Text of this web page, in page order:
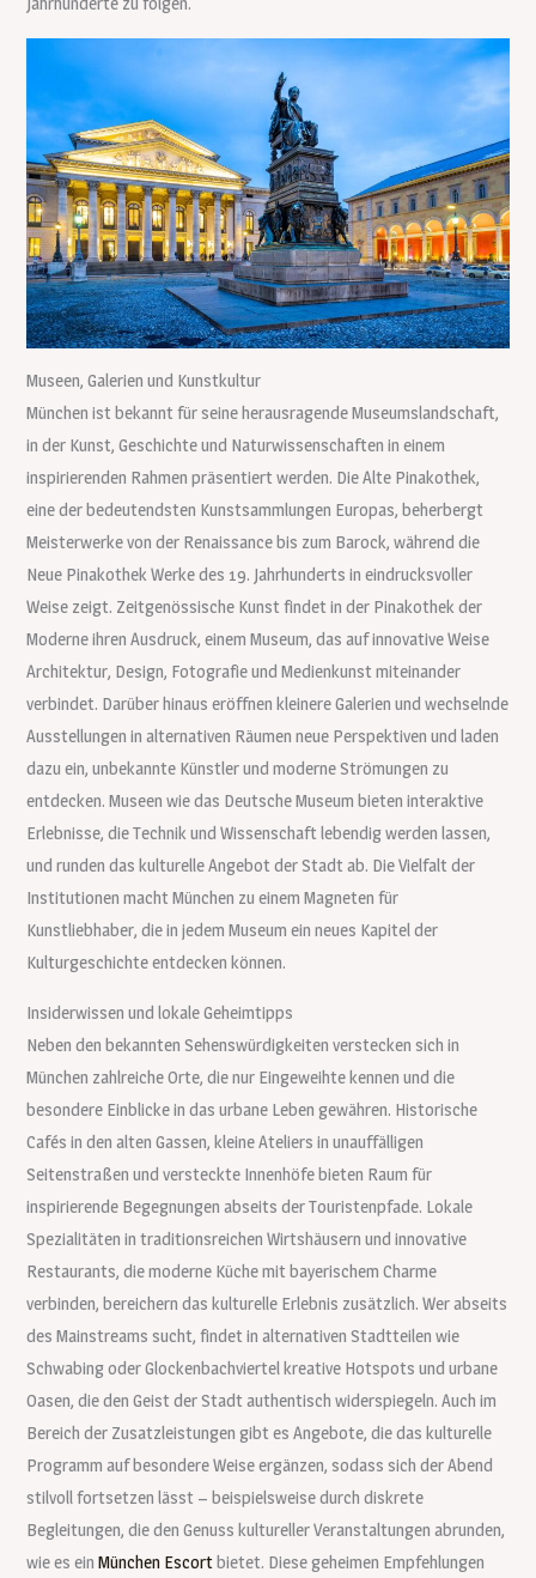
Museen, Galerien und Kunstkultur
München ist bekannt für seine herausragende Museumslandschaft,
in der Kunst, Geschichte und Naturwissenschaften in einem
inspirierenden Rahmen präsentiert werden. Die Alte Pinakothek,
eine der bedeutendsten Kunstsammlungen Europas, beherbergt
Meisterwerke von der Renaissance bis zum Barock, während die
Neue Pinakothek Werke des 19. Jahrhunderts in eindrucksvoller
Weise zeigt. Zeitgenössische Kunst findet in der Pinakothek der
Moderne ihren Ausdruck, einem Museum, das auf innovative Weise
Architektur, Design, Fotografie und Medienkunst miteinander
verbindet. Darüber hinaus eröffnen kleinere Galerien und wechselnde
Ausstellungen in alternativen Räumen neue Perspektiven und laden
dazu ein, unbekannte Künstler und moderne Strömungen zu
entdecken. Museen wie das Deutsche Museum bieten interaktive
Erlebnisse, die Technik und Wissenschaft lebendig werden lassen,
und runden das kulturelle Angebot der Stadt ab. Die Vielfalt der
Institutionen macht München zu einem Magneten für
Kunstliebhaber, die in jedem Museum ein neues Kapitel der
Kulturgeschichte entdecken können.
Insiderwissen und lokale Geheimtipps
Neben den bekannten Sehenswürdigkeiten verstecken sich in
München zahlreiche Orte, die nur Eingeweihte kennen und die
besondere Einblicke in das urbane Leben gewähren. Historische
Cafés in den alten Gassen, kleine Ateliers in unauffälligen
Seitenstraßen und versteckte Innenhöfe bieten Raum für
inspirierende Begegnungen abseits der Touristenpfade. Lokale
Spezialitäten in traditionsreichen Wirtshäusern und innovative
Restaurants, die moderne Küche mit bayerischem Charme
verbinden, bereichern das kulturelle Erlebnis zusätzlich. Wer abseits
des Mainstreams sucht, findet in alternativen Stadtteilen wie
Schwabing oder Glockenbachviertel kreative Hotspots und urbane
Oasen, die den Geist der Stadt authentisch widerspiegeln. Auch im
Bereich der Zusatzleistungen gibt es Angebote, die das kulturelle
Programm auf besondere Weise ergänzen, sodass sich der Abend
stilvoll fortsetzen lässt – beispielsweise durch diskrete
Begleitungen, die den Genuss kultureller Veranstaltungen abrunden,
wie es einMünchen Escortbietet. Diese geheimen Empfehlungen